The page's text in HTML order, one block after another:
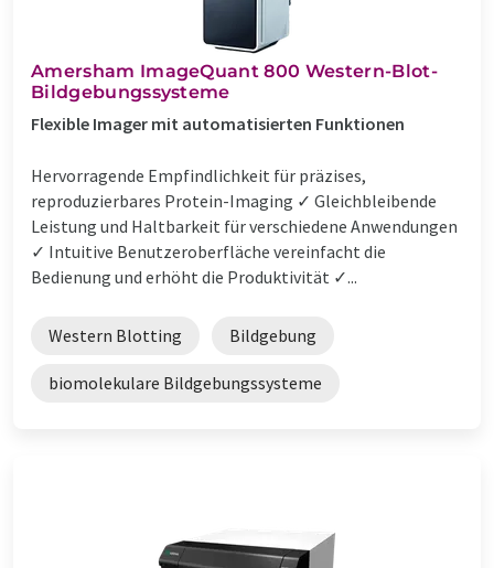
Amersham ImageQuant 800 Western-Blot-
Bildgebungssysteme
Flexible Imager mit automatisierten Funktionen
Hervorragende Empfindlichkeit für präzises,
reproduzierbares Protein-Imaging ✓ Gleichbleibende
Leistung und Haltbarkeit für verschiedene Anwendungen
✓ Intuitive Benutzeroberfläche vereinfacht die
Bedienung und erhöht die Produktivität ✓...
Western Blotting Bildgebung
biomolekulare Bildgebungssysteme